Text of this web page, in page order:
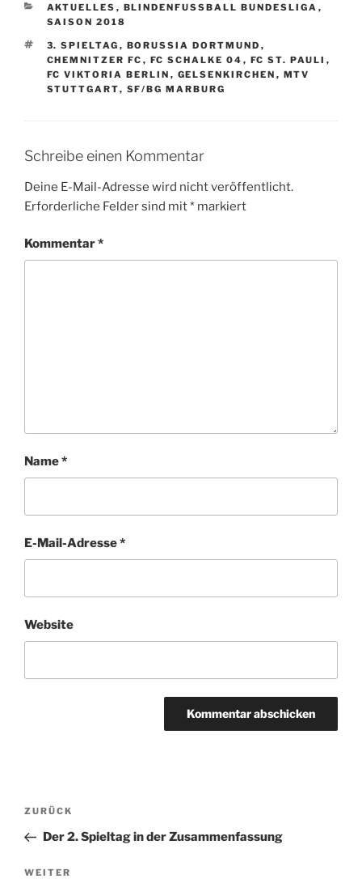
KATEGORIEN
AKTUELLES , BLINDENFUSSBALL BUNDESLIGA
,
SAISON 2018
SCHLAGWÖRTER
3. SPIELTAG , BORUSSIA DORTMUND ,
CHEMNITZER FC , FC SCHALKE 04 , FC ST. PAULI ,
FC VIKTORIA BERLIN , GELSENKIRCHEN , MTV
STUTTGART, SF/BG MARBURG
Schreibe einen Kommentar
Deine E-Mail-Adresse wird nicht veröffentlicht.
Erforderliche Felder sind mit* markiert
Kommentar*
Name*
E-Mail-Adresse*
Website
Beitragsnavigation
Vorheriger
Beitrag
ZURÜCK
Der 2. Spieltag in der Zusammenfassung
Nächster
WEITER